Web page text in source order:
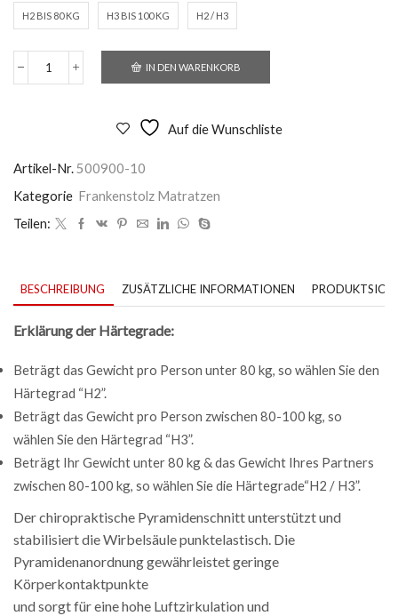
H2 BIS 80 KG H3 BIS 100 KG H2 / H3
Frankenstolz
IN DEN WARENKORB
Auf die Wunschliste
Artikel-Nr.500900-10
Kategorie Frankenstolz Matratzen
Teilen:
BESCHREIBUNG ZUSÄTZLICHE INFORMATIONEN
Erklärung der Härtegrade:
Beträgt das Gewicht pro Person unter 80 kg, so wählen Sie den
Härtegrad “H2”.
Beträgt das Gewicht pro Person zwischen 80-100 kg, so
wählen Sie den Härtegrad “H3”.
Beträgt Ihr Gewicht unter 80 kg & das Gewicht Ihres Partners
zwischen 80-100 kg, so wählen Sie die Härtegrade“H2 / H3”.
Der chiropraktische Pyramidenschnitt unterstützt und
stabilisiert die Wirbelsäule punktelastisch. Die
Pyramidenanordnung gewährleistet geringe
Körperkontaktpunkte
und sorgt für eine hohe Luftzirkulation und